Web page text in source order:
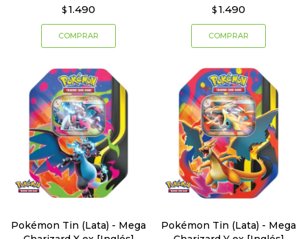
$ 1.490 $ 1.490
Pokémon Tin (Lata) - Mega
Pokémon Tin (Lata) - Mega